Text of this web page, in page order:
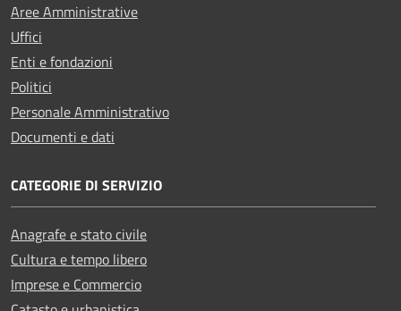
Aree Amministrative
Uffici
Enti e fondazioni
Politici
Personale Amministrativo
Documenti e dati
CATEGORIE DI SERVIZIO
Anagrafe e stato civile
Cultura e tempo libero
Imprese e Commercio